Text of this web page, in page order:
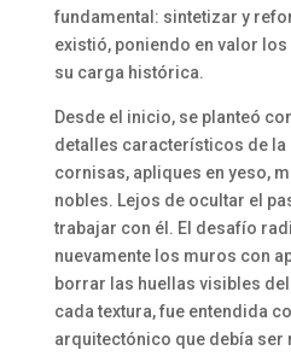
fundamental: sintetizar y
existió, poniendo en valor
su carga histórica.
Desde el inicio, se planteó
detalles característicos de la
cornisas, apliques en yeso,
nobles. Lejos de ocultar el
trabajar con él. El desafío
nuevamente los muros con
borrar las huellas visibles
cada textura, fue entendida
arquitectónico que debía ser